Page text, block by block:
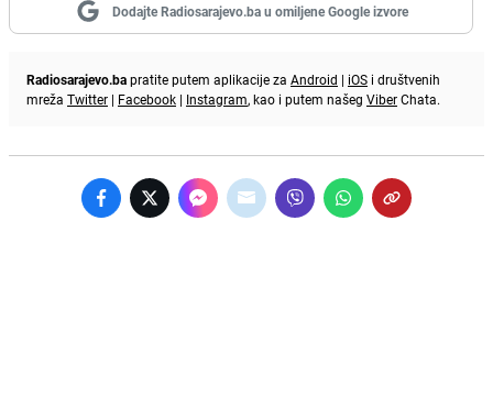
Dodajte Radiosarajevo.ba u omiljene Google izvore
Radiosarajevo.bapratite putem aplikacije za Android | iOS i društvenih
mreža Twitter | Facebook | Instagram, kao i putem našeg ViberChata.